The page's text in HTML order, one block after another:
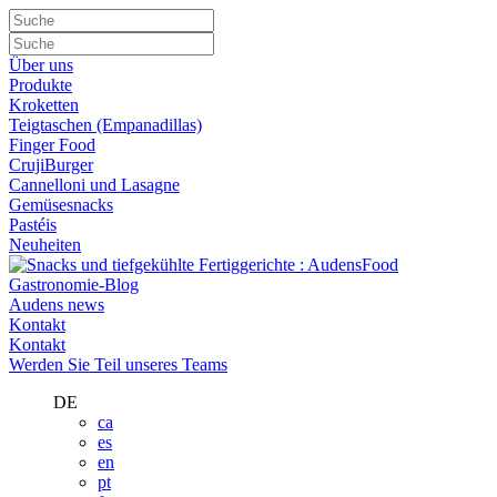
Über uns
Produkte
Kroketten
Teigtaschen (Empanadillas)
Finger Food
CrujiBurger
Cannelloni und Lasagne
Gemüsesnacks
Pastéis
Neuheiten
Gastronomie-Blog
Audens news
Kontakt
Kontakt
Werden Sie Teil unseres Teams
DE
ca
es
en
pt